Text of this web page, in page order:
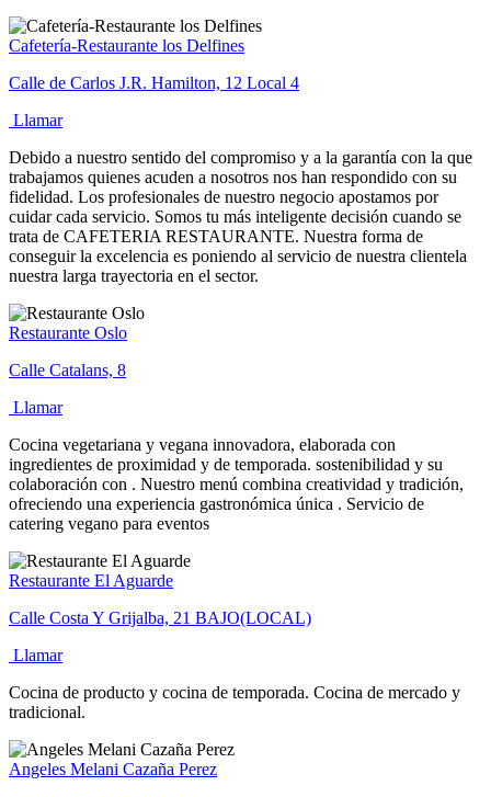
Cafetería-Restaurante los Delfines
Calle de Carlos J.R. Hamilton, 12 Local 4
Llamar
Debido a nuestro sentido del compromiso y a la garantía con la que
trabajamos quienes acuden a nosotros nos han respondido con su
fidelidad. Los profesionales de nuestro negocio apostamos por
cuidar cada servicio. Somos tu más inteligente decisión cuando se
trata de CAFETERIA RESTAURANTE. Nuestra forma de
conseguir la excelencia es poniendo al servicio de nuestra clientela
nuestra larga trayectoria en el sector.
Restaurante Oslo
Calle Catalans, 8
Llamar
Cocina vegetariana y vegana innovadora, elaborada con
ingredientes de proximidad y de temporada. sostenibilidad y su
colaboración con . Nuestro menú combina creatividad y tradición,
ofreciendo una experiencia gastronómica única . Servicio de
catering vegano para eventos
Restaurante El Aguarde
Calle Costa Y Grijalba, 21 BAJO(LOCAL)
Llamar
Cocina de producto y cocina de temporada. Cocina de mercado y
tradicional.
Angeles Melani Cazaña Perez